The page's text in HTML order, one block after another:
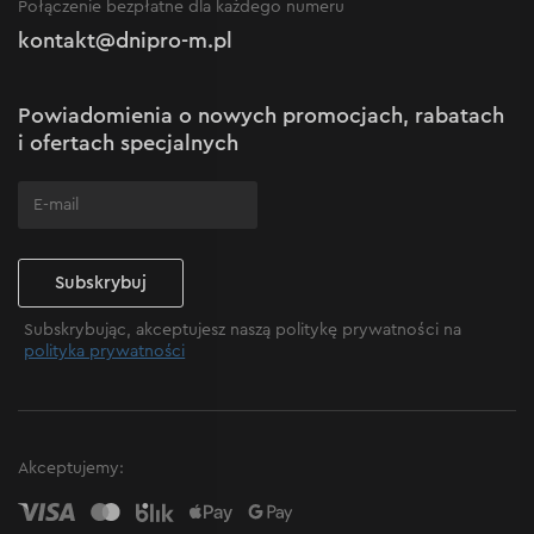
Polityka prywatności
Reklamacje i skargi
Ustawienia plików cookie
Połączenie bezpłatne dla każdego numeru
kontakt@dnipro-m.pl
Powiadomienia o nowych promocjach, rabatach
i ofertach specjalnych
Subskrybuj
Subskrybując, akceptujesz naszą politykę prywatności na
polityka prywatności
Akceptujemy: